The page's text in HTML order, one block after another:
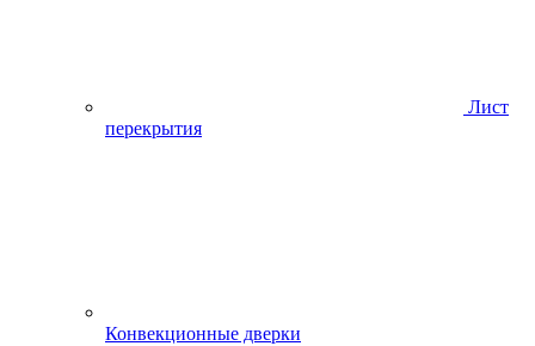
Лист
перекрытия
Конвекционные дверки